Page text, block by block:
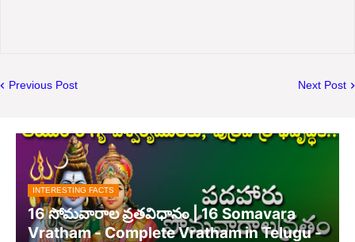
Previous Post Next Post
INTERESTING FACTS
16 సోమవారాల వ్రతవిధానం | 16 Somavara
Vratham - Complete Vratham in Telugu -